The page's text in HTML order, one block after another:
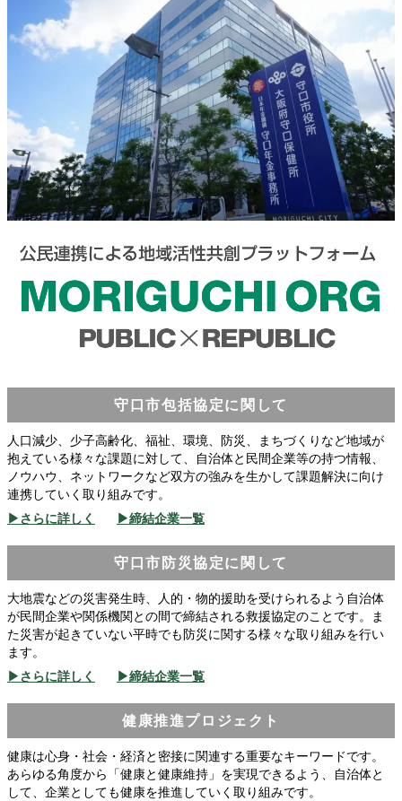
守口市包括協定に関して
人口減少、少子高齢化、福祉、環境、防災、まちづくりなど地域が
抱えている様々な課題に対して、自治体と民間企業等の持つ情報、
ノウハウ、ネットワークなど双方の強みを生かして課題解決に向け
連携していく取り組みです。
▶さらに詳しく
▶締結企業一覧
守口市防災協定に関して
大地震などの災害発生時、人的・物的援助を受けられるよう自治体
が民間企業や関係機関との間で締結される救援協定のことです。ま
た災害が起きていない平時でも防災に関する様々な取り組みを行い
ます。
▶さらに詳しく
▶締結企業一覧
健康推進プロジェクト
健康は心身・社会・経済と密接に関連する重要なキーワードです。
あらゆる角度から「健康と健康維持」を実現できるよう、自治体と
して、企業としても健康を推進していく取り組みです。